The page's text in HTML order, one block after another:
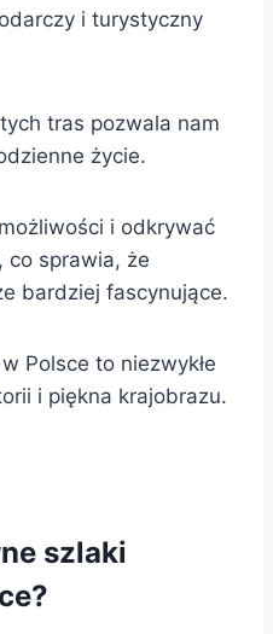
i turystyczny
tras pozwala nam
życie.
i odkrywać
co sprawia, że
bardziej fascynujące.
Polsce to niezwykłe
i piękna krajobrazu.
szlaki